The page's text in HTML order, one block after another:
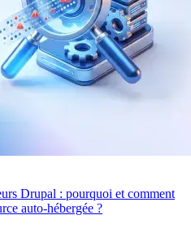
Drupal : pourquoi et comment
auto-hébergée ?